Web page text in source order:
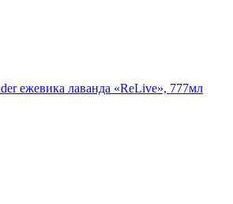
ежевика лаванда «ReLive», 777мл